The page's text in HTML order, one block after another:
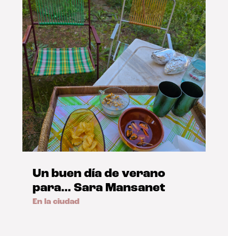
Un buen día de verano
para… Sara Mansanet
En la ciudad